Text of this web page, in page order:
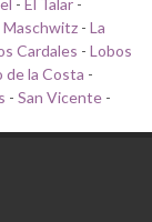
- El Talar -
- La
Cardales - Lobos
de la Costa -
- San Vicente -